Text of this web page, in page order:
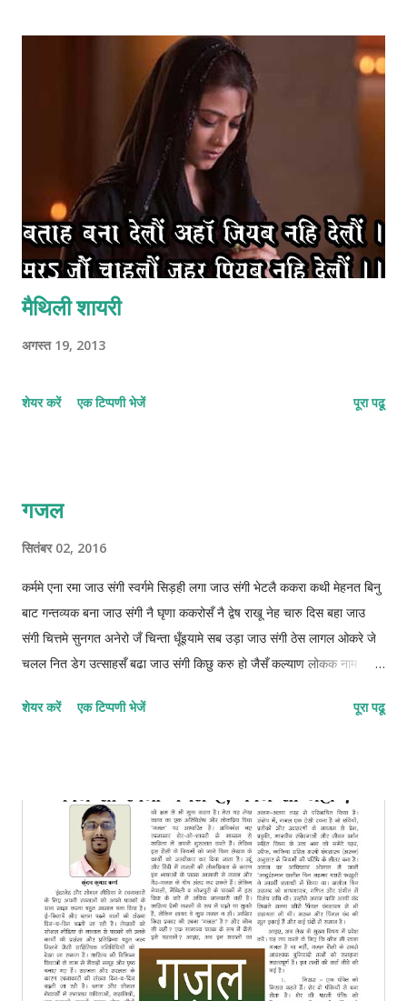
मैथिली शायरी
अगस्त 19, 2013
शेयर करें एक टिप्पणी भेजें पूरा पढू
गजल
सितंबर 02, 2016
कर्ममे एना रमा जाउ संगी स्वर्गमे सिड़ही लगा जाउ संगी भेटलै ककरा कथी मेहनत बिनु
बाट गन्तव्यक बना जाउ संगी नै घृणा ककरोसँ नै द्वेष राखू नेह चारु दिस बहा जाउ
संगी चित्तमे सुनगत अनेरो जँ चिन्ता धूँइयामे सब उड़ा जाउ संगी ठेस लागल ओकरे जे
चलल नित डेग उत्साहसँ बढा जाउ संगी किछु करु हो जैसँ कल्याण लोकक नाम
फाइलुन–मुस्तफइलुन–फाइलातुन © कुन्दन कुमार कर्ण
शेयर करें एक टिप्पणी भेजें पूरा पढू